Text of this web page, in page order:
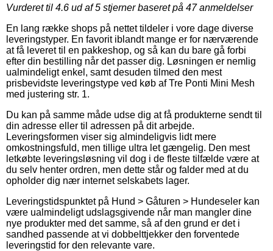
Vurderet til 4.6 ud af 5 stjerner baseret på 47anmeldelser
En lang række shops på nettet tildeler i vore dage diverse
leveringstyper. En favorit iblandt mange er for nærværende
at få leveret til en pakkeshop, og så kan du bare gå forbi
efter din bestilling når det passer dig. Løsningen er nemlig
ualmindeligt enkel, samt desuden tilmed den mest
prisbevidste leveringstype ved køb af Tre Ponti Mini Mesh
med justering str. 1.
Du kan på samme måde udse dig at få produkterne sendt til
din adresse eller til adressen på dit arbejde.
Leveringsformen viser sig almindeligvis lidt mere
omkostningsfuld, men tillige ultra let gængelig. Den mest
letkøbte leveringsløsning vil dog i de fleste tilfælde være at
du selv henter ordren, men dette står og falder med at du
opholder dig nær internet selskabets lager.
Leveringstidspunktet på Hund > Gåturen > Hundeseler kan
være ualmindeligt udslagsgivende når man mangler dine
nye produkter med det samme, så af den grund er det i
sandhed passende at vi dobbelttjekker den forventede
leveringstid for den relevante vare.